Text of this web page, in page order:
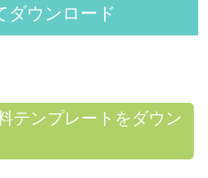
ダウンロード
テンプレートをダウン